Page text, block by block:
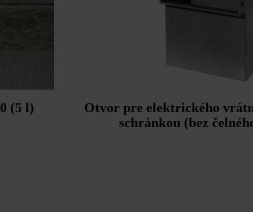
(5 l)
Otvor pre elektrického
schránkou (bez